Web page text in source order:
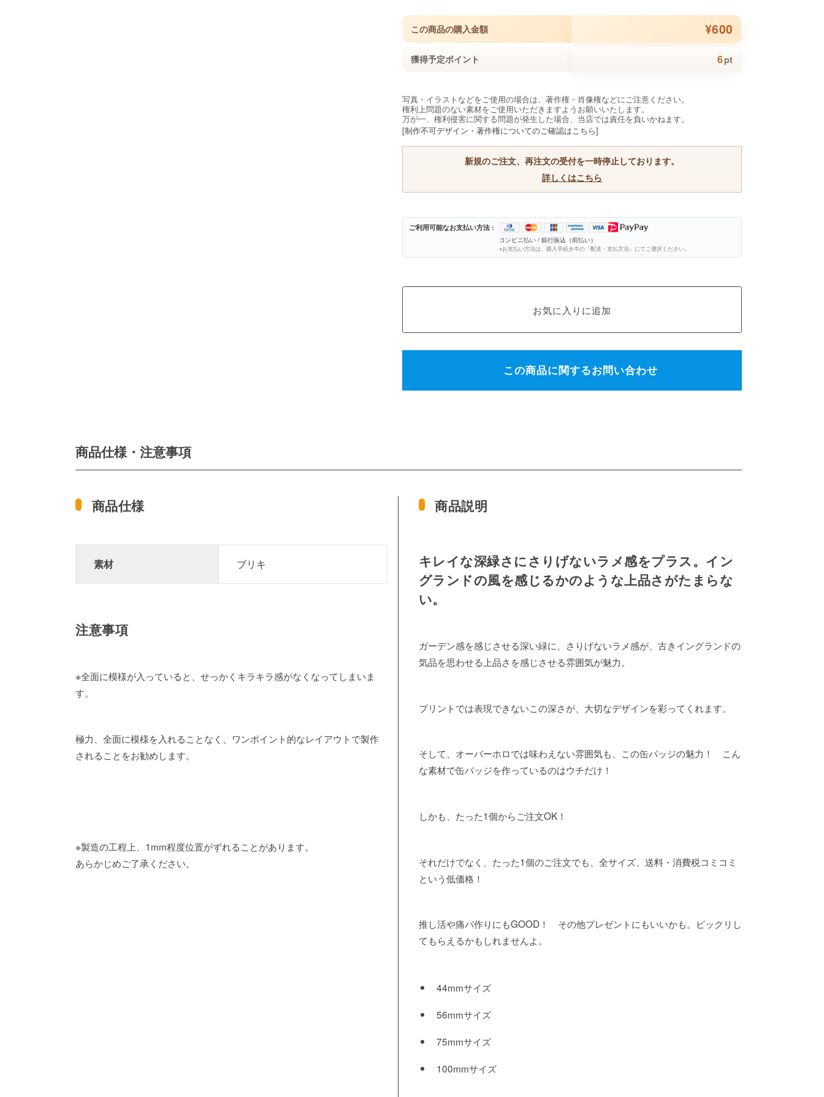
この商品の購入金額 ¥600
獲得予定ポイント 6pt
写真・イラストなどをご使用の場合は、著作権・肖像権などにご注意ください。
権利上問題のない素材をご使用いただきますようお願いいたします。
万が一、権利侵害に関する問題が発生した場合、当店では責任を負いかねます。
[制作不可デザイン・著作権についてのご確認はこちら]
新規のご注文、再注文の受付を一時停止しております。
詳しくはこちら
ご利用可能なお支払い方法 :
コンビニ払い / 銀行振込（前払い）
※お支払い方法は、購入手続き中の「配送・支払方法」にてご選択ください。
この商品に関するお問い合わせ
商品仕様・注意事項
商品仕様
素材 ブリキ
注意事項
※全面に模様が入っていると、せっかくキラキラ感がなくなってしまいま
す。
極力、全面に模様を入れることなく、ワンポイント的なレイアウトで製作
されることをお勧めします。
※製造の工程上、1mm程度位置がずれることがあります。
あらかじめご了承ください。
商品説明
キレイな深緑さにさりげないラメ感をプラス。イン
グランドの風を感じるかのような上品さがたまらな
い。
ガーデン感を感じさせる深い緑に、さりげないラメ感が、古きイングランドの
気品を思わせる上品さを感じさせる雰囲気が魅力。
プリントでは表現できないこの深さが、大切なデザインを彩ってくれます。
そして、オーバーホロでは味わえない雰囲気も、この缶バッジの魅力！ こん
な素材で缶バッジを作っているのはウチだけ！
しかも、たった1個からご注文OK！
それだけでなく、たった1個のご注文でも、全サイズ、送料・消費税コミコミ
という低価格！
推し活や痛バ作りにもGOOD！ その他プレゼントにもいいかも。ビックリし
てもらえるかもしれませんよ。
44mmサイズ
56mmサイズ
75mmサイズ
100mmサイズ